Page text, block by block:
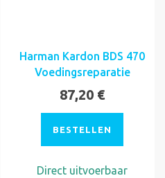
Harman Kardon BDS 470
Voedingsreparatie
87,20 €
BESTELLEN
Direct uitvoerbaar